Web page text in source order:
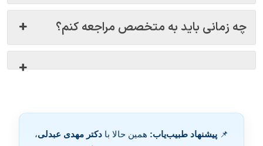
چه زمانی باید به متخصص مراجعه کنم؟
📌 پیشنهاد طبیب‌یاب: همین حالا با دکتر مهدی عبدلی،